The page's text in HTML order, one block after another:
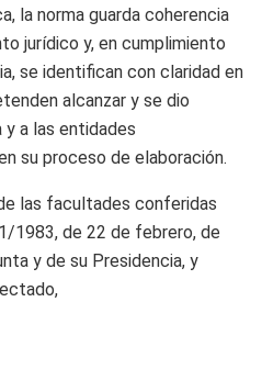
la norma guarda coherencia
jurídico y, en cumplimiento
se identifican con claridad en
alcanzar y se dio
y a las entidades
su proceso de elaboración.
las facultades conferidas
1983, de 22 de febrero, de
y de su Presidencia, y